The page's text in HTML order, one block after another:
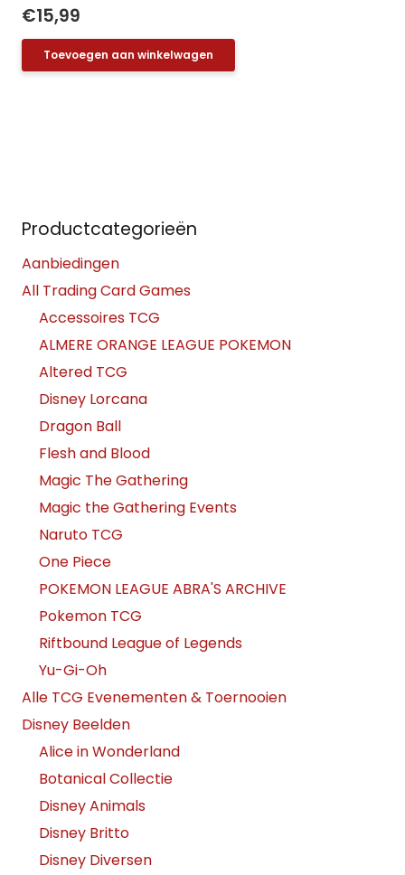
€15,99
Toevoegen aan winkelwagen
Productcategorieën
Aanbiedingen
All Trading Card Games
Accessoires TCG
ALMERE ORANGE LEAGUE POKEMON
Altered TCG
Disney Lorcana
Dragon Ball
Flesh and Blood
Magic The Gathering
Magic the Gathering Events
Naruto TCG
One Piece
POKEMON LEAGUE ABRA'S ARCHIVE
Pokemon TCG
Riftbound League of Legends
Yu-Gi-Oh
Alle TCG Evenementen & Toernooien
Disney Beelden
Alice in Wonderland
Botanical Collectie
Disney Animals
Disney Britto
Disney Diversen